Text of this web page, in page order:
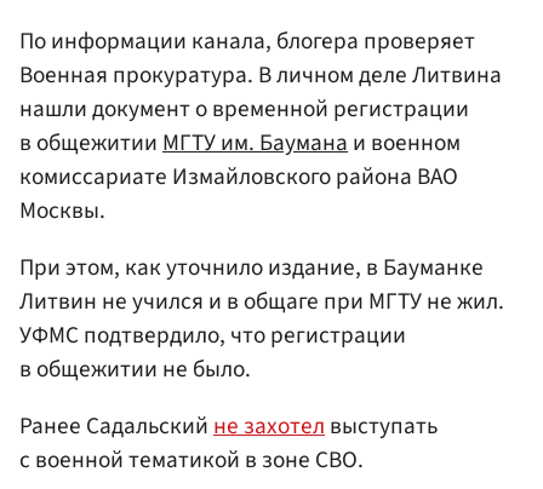
По информации канала, блогера проверяет
Военная прокуратура. В личном деле Литвина
нашли документ о временной регистрации
в общежитииМГТУ им. Бауманаи военном
комиссариате Измайловского района ВАО
Москвы.
При этом, как уточнило издание, в Бауманке
Литвин не учился и в общаге при МГТУ не жил.
УФМС подтвердило, что регистрации
в общежитии не было.
Ранее Садальскийне захотелвыступать
с военной тематикой в зоне СВО.